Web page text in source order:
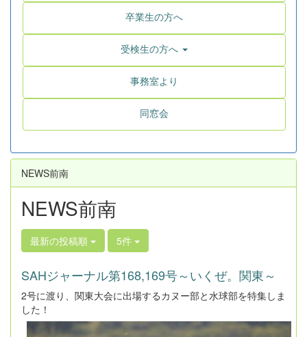
卒業生の方へ
受検生の方へ
事務室より
同窓会
NEWS前南
NEWS前南
最新の投稿順 5件
SAHジャーナル第168,169号～いくぜ。関東～
2号に渡り、関東大会に出場するカヌー部と水球部を特集しま
した！